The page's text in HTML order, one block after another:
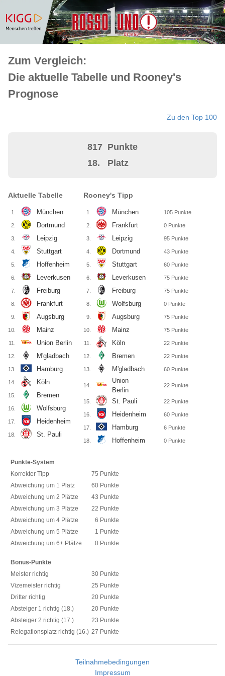
Zum Vergleich:
Die aktuelle Tabelle und Rooney's
Prognose
Zu den Top 100
817 Punkte
18.
Platz
Aktuelle Tabelle
1. München
2. Dortmund
3. Leipzig
4. Stuttgart
5. Hoffenheim
6. Leverkusen
7. Freiburg
8. Frankfurt
9. Augsburg
10. Mainz
11. Union Berlin
12. M'gladbach
13. Hamburg
14. Köln
15. Bremen
16. Wolfsburg
17. Heidenheim
18. St. Pauli
Rooney's Tipp
1. München 105 Punkte
2. Frankfurt 0 Punkte
3. Leipzig 95 Punkte
4. Dortmund 43 Punkte
5. Stuttgart 60 Punkte
6. Leverkusen 75 Punkte
7. Freiburg 75 Punkte
8. Wolfsburg 0 Punkte
9. Augsburg 75 Punkte
10. Mainz 75 Punkte
11. Köln 22 Punkte
12. Bremen 22 Punkte
13. M'gladbach 60 Punkte
14.
Union
Berlin
22 Punkte
15. St. Pauli 22 Punkte
16. Heidenheim 60 Punkte
17. Hamburg 6 Punkte
18. Hoffenheim 0 Punkte
Punkte-System
Korrekter Tipp
75 Punkte
Abweichung um 1 Platz
60 Punkte
Abweichung um 2 Plätze
43 Punkte
Abweichung um 3 Plätze
22 Punkte
Abweichung um 4 Plätze
6 Punkte
Abweichung um 5 Plätze
1 Punkte
Abweichung um 6+ Plätze
0 Punkte
Bonus-Punkte
Meister richtig
30 Punkte
Vizemeister richtig
25 Punkte
Dritter richtig
20 Punkte
Absteiger 1 richtig (18.)
20 Punkte
Absteiger 2 richtig (17.)
23 Punkte
Relegationsplatz richtig (16.) 27 Punkte
Teilnahmebedingungen
Impressum